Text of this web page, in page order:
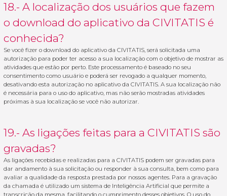
18.- A localização dos usuários que fazem
o download do aplicativo da CIVITATIS é
conhecida?
Se você fizer o download do aplicativo da CIVITATIS, será solicitada uma
autorização para poder ter acesso a sua localização com o objetivo de mostrar as
atividades que estão por perto. Este processamento é baseado no seu
consentimento como usuário e poderá ser revogado a qualquer momento,
desativando esta autorização no aplicativo da CIVITATIS. A sua localização não
é necessária para o uso do aplicativo, mas não serão mostradas atividades
próximas à sua localização se você não autorizar.
19.- As ligações feitas para a CIVITATIS são
gravadas?
As ligações recebidas e realizadas para a CIVITATIS podem ser gravadas para
dar andamento à sua solicitação ou responder à sua consulta, bem como para
avaliar a qualidade da resposta prestada por nossos agentes. Para a gravação
da chamada é utilizado um sistema de Inteligência Artificial que permite a
transcrição da mesma, facilitando o cumprimento desses objetivos. O uso do